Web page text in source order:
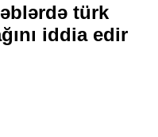
türk
iddia edir